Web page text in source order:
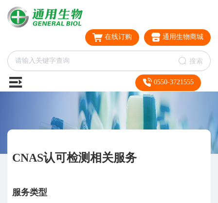
在线订购 通用生物商城
搜索
0550-3721555
CNAS认可检测相关服务
服务类型